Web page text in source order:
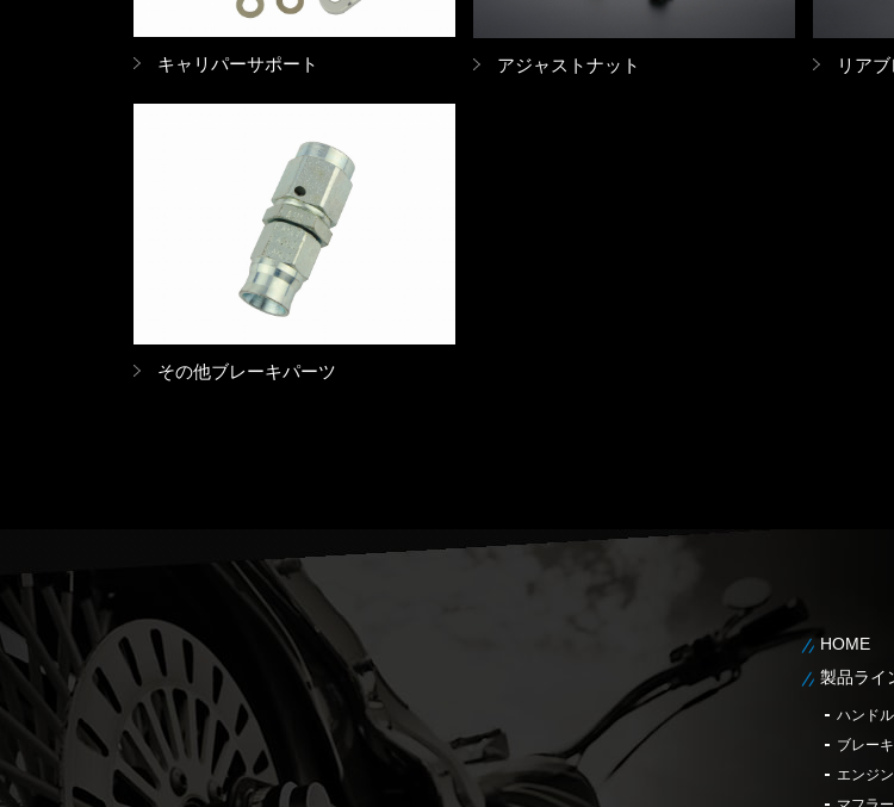
キャリパーサポート アジャストナット リア
その他ブレーキパーツ
HOME
製品ライ
ハンドル
ブレー
エンジン